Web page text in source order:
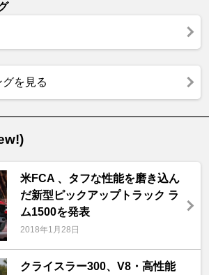
を見る
米FCA 、タフな性能を磨き込ん
だ新型ピックアップトラック ラ
ム1500を発表
2018年1月28日
クライスラー300、V8・高性能